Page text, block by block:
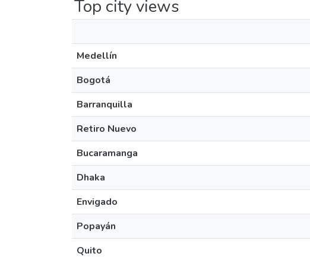
Top city views
Medellín
Bogotá
Barranquilla
Retiro Nuevo
Bucaramanga
Dhaka
Envigado
Popayán
Quito